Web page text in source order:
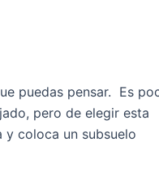
puedas pensar. Es
pero de elegir esta
coloca un subsuelo